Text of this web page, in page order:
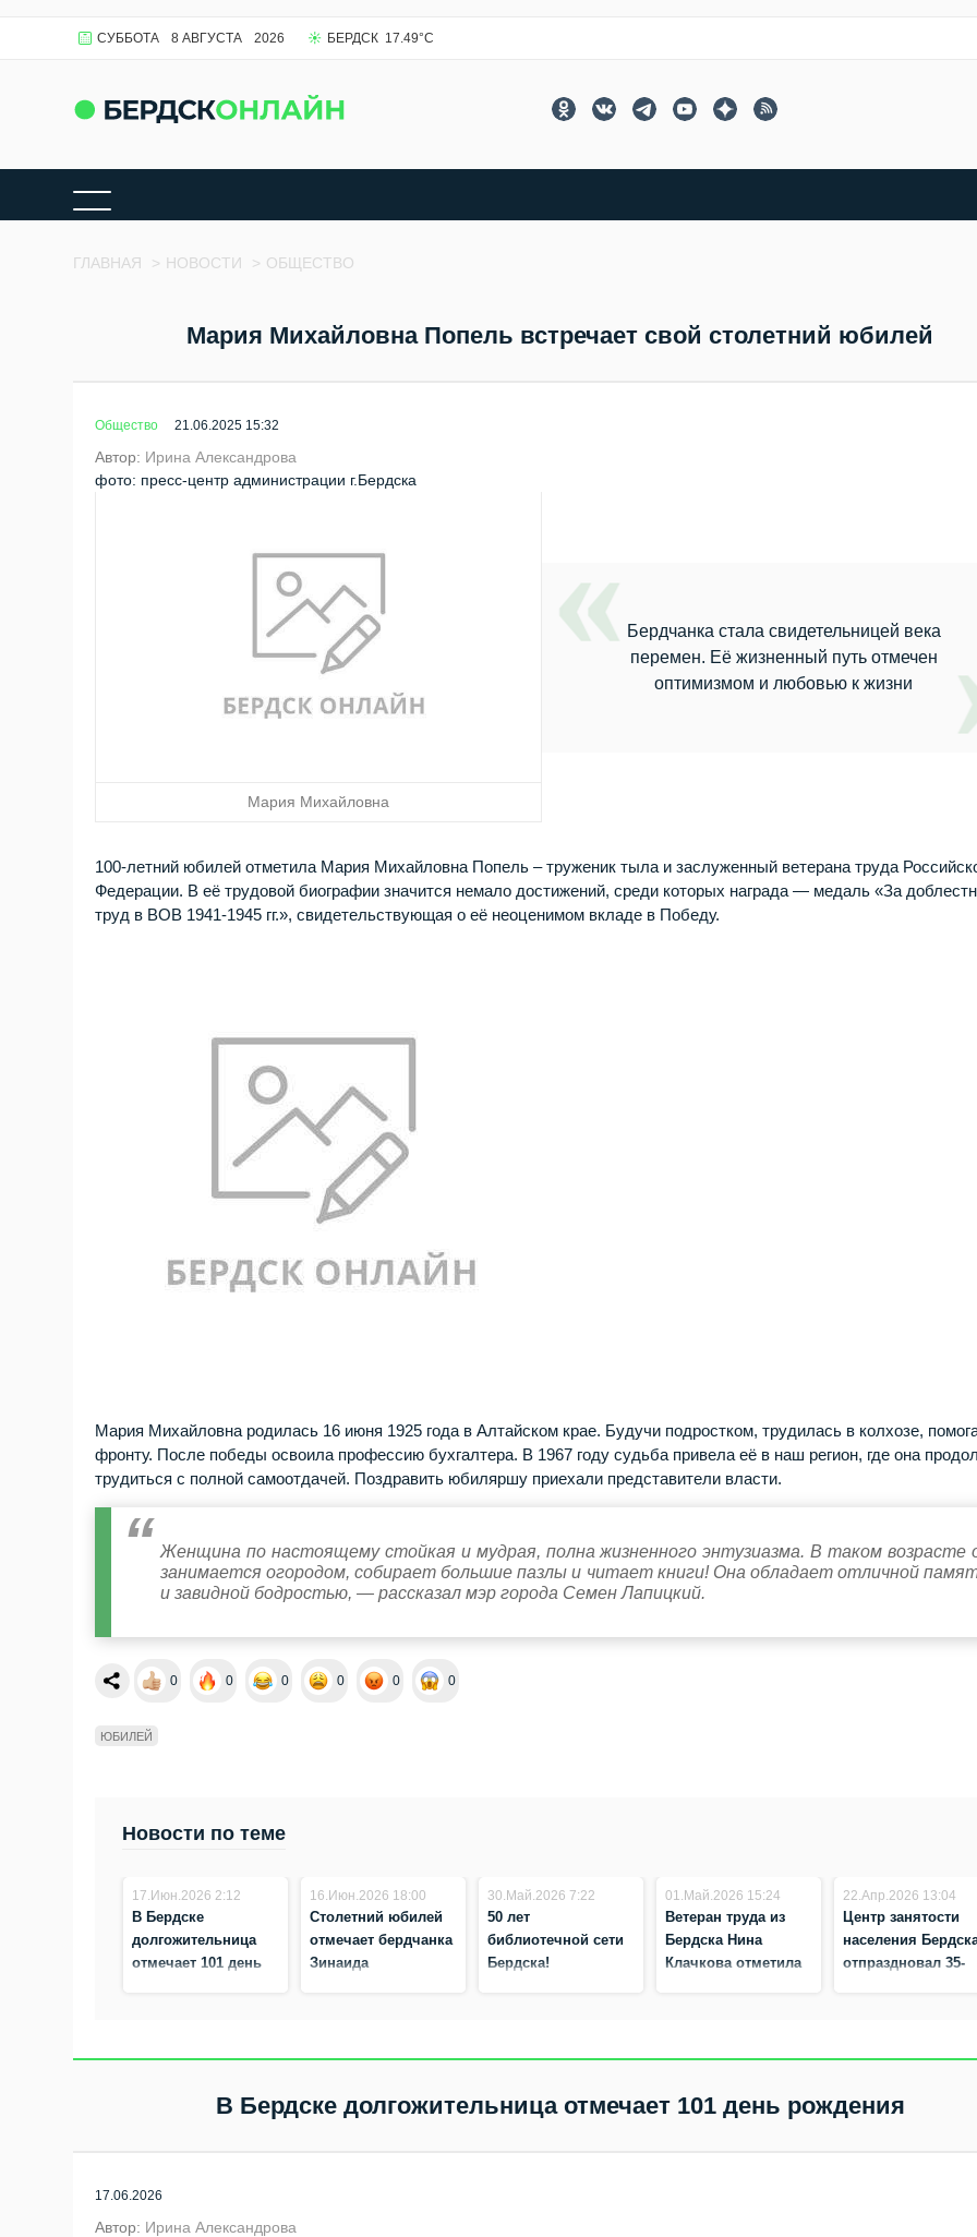
СУББОТА 8 АВГУСТА 2026 БЕРДСК 17.49°C
ГЛАВНАЯ > НОВОСТИ > ОБЩЕСТВО
Мария Михайловна Попель встречает свой столетний юбилей
Общество 21.06.2025 15:32
Автор: Ирина Александрова
фото: пресс-центр администрации г.Бердска
Мария Михайловна
Бердчанка стала свидетельницей века
перемен. Её жизненный путь отмечен
оптимизмом и любовью к жизни
100-летний юбилей отметила Мария Михайловна Попель – труженик тыла и заслуженный ветерана труда
Федерации. В её трудовой биографии значится немало достижений, среди которых награда — медаль «За
труд в ВОВ 1941-1945 гг.», свидетельствующая о её неоценимом вкладе в Победу.
Мария Михайловна родилась 16 июня 1925 года в Алтайском крае. Будучи подростком, трудилась в колхозе,
фронту. После победы освоила профессию бухгалтера. В 1967 году судьба привела её в наш регион, где она
трудиться с полной самоотдачей. Поздравить юбиляршу приехали представители власти.
Женщина по настоящему стойкая и мудрая, полна жизненного энтузиазма. В таком возрасте
занимается огородом, собирает большие пазлы и читает книги! Она обладает отличной
и завидной бодростью, — рассказал мэр города Семен Лапицкий.
0 0 0 0 0 0
ЮБИЛЕЙ
Новости по теме
17.Июн.2026 2:12
В Бердске
долгожительница
отмечает 101 день
16.Июн.2026 18:00
Столетний юбилей
отмечает бердчанка
Зинаида
30.Май.2026 7:22
50 лет
библиотечной сети
Бердска!
01.Май.2026 15:24
Ветеран труда из
Бердска Нина
Клачкова отметила
22.Апр.2026 13:04
Центр занятости
населения
отпраздновал 35-
В Бердске долгожительница отмечает 101 день рождения
17.06.2026
Автор: Ирина Александрова